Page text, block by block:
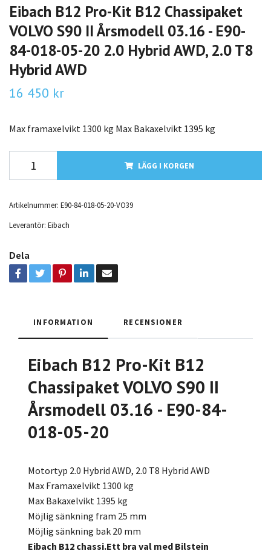
Eibach B12 Pro-Kit B12 Chassipaket
VOLVO S90 II Årsmodell 03.16 - E90-
84-018-05-20 2.0 Hybrid AWD, 2.0 T8
Hybrid AWD
16 450 kr
Max framaxelvikt 1300 kg Max Bakaxelvikt 1395 kg
LÄGG I KORGEN
Artikelnummer: E90-84-018-05-20-VO39
Leverantör: Eibach
Dela
INFORMATION RECENSIONER
Eibach B12 Pro-Kit B12
Chassipaket VOLVO S90 II
Årsmodell 03.16 - E90-84-
018-05-20
Motortyp 2.0 Hybrid AWD, 2.0 T8 Hybrid AWD
Max Framaxelvikt 1300 kg
Max Bakaxelvikt 1395 kg
Möjlig sänkning fram 25 mm
Möjlig sänkning bak 20 mm
Eibach B12 chassi.Ett bra val med Bilstein